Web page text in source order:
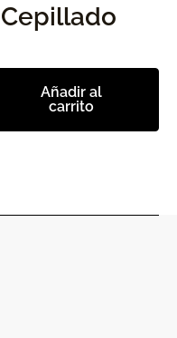
Cepillado
Añadir al
carrito